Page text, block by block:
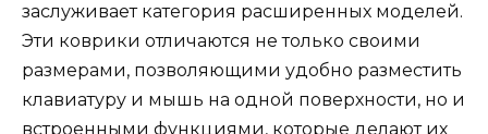
заслуживает категория расширенных моделей.
Эти коврики отличаются не только своими
размерами, позволяющими удобно разместить
клавиатуру и мышь на одной поверхности, но и
встроенными функциями, которые делают их